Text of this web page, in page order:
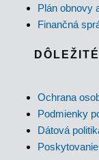
Plán obnovy
Finančná
Ochrana
Podmienky
Dátová